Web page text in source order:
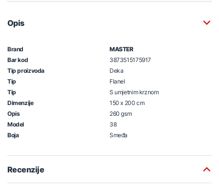
Opis
Brand
MASTER
Bar kod
3873515175917
Tip proizvoda
Deka
Tip
Flanel
Tip
S umjetnim krznom
Dimenzije
150 x 200 cm
Opis
260 gsm
Model
38
Boja
Smeđa
Recenzije